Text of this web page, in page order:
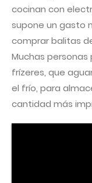
cocinan con
supone un gasto
comprar balitas
Muchas personas
frízeres, que
el frío, para
cantidad más